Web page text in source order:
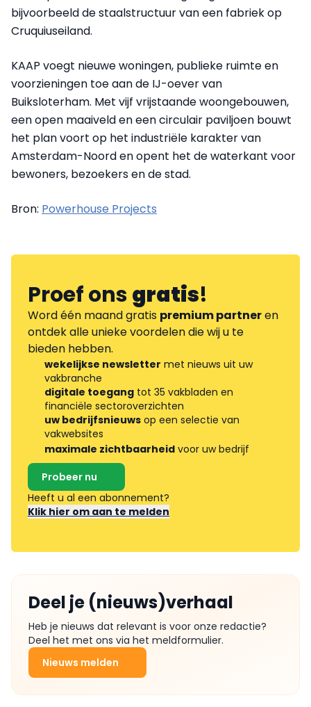
bijvoorbeeld de staalstructuur van een fabriek op
Cruquiuseiland.
KAAP voegt nieuwe woningen, publieke ruimte en
voorzieningen toe aan de IJ-oever van
Buiksloterham. Met vijf vrijstaande woongebouwen,
een open maaiveld en een circulair paviljoen bouwt
het plan voort op het industriële karakter van
Amsterdam-Noord en opent het de waterkant voor
bewoners, bezoekers en de stad.
Bron: Powerhouse Projects
Proef onsgratis!
Word één maand gratis premium partneren
ontdek alle unieke voordelen die wij u te
bieden hebben.
wekelijkse newsletter met nieuws uit uw
vakbranche
digitale toegang tot 35 vakbladen en
financiële sectoroverzichten
uw bedrijfsnieuws op een selectie van
vakwebsites
maximale zichtbaarheid voor uw bedrijf
Probeer nu
Heeft u al een abonnement?
Klik hier om aan te melden
Deel je (nieuws)verhaal
Heb je nieuws dat relevant is voor onze redactie?
Deel het met ons via het meldformulier.
Nieuws melden